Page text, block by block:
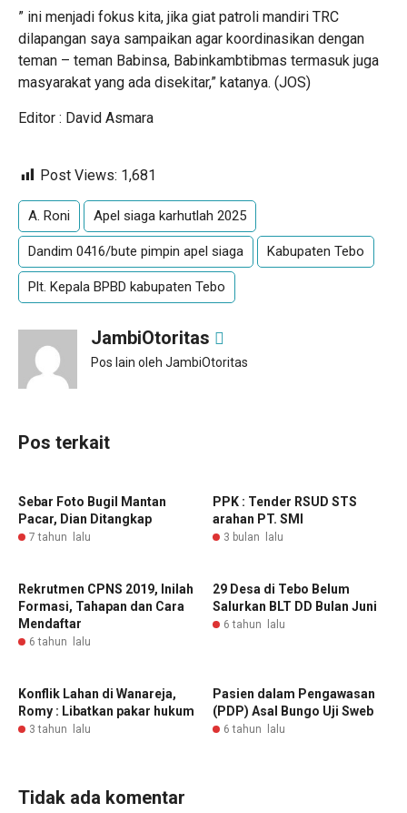
” ini menjadi fokus kita, jika giat patroli mandiri TRC
dilapangan saya sampaikan agar koordinasikan dengan
teman – teman Babinsa, Babinkambtibmas termasuk juga
masyarakat yang ada disekitar,” katanya. (JOS)
Editor : David Asmara
Post Views: 1,681
A. Roni Apel siaga karhutlah 2025
Dandim 0416/bute pimpin apel siaga Kabupaten Tebo
Plt. Kepala BPBD kabupaten Tebo
JambiOtoritas
Pos lain oleh JambiOtoritas
Pos terkait
Sebar Foto Bugil Mantan
Pacar, Dian Ditangkap
7 tahun lalu
PPK : Tender RSUD STS
arahan PT. SMI
3 bulan lalu
Rekrutmen CPNS 2019, Inilah
Formasi, Tahapan dan Cara
Mendaftar
6 tahun lalu
29 Desa di Tebo Belum
Salurkan BLT DD Bulan Juni
6 tahun lalu
Konflik Lahan di Wanareja,
Romy : Libatkan pakar hukum
3 tahun lalu
Pasien dalam Pengawasan
(PDP) Asal Bungo Uji Sweb
6 tahun lalu
Tidak ada komentar